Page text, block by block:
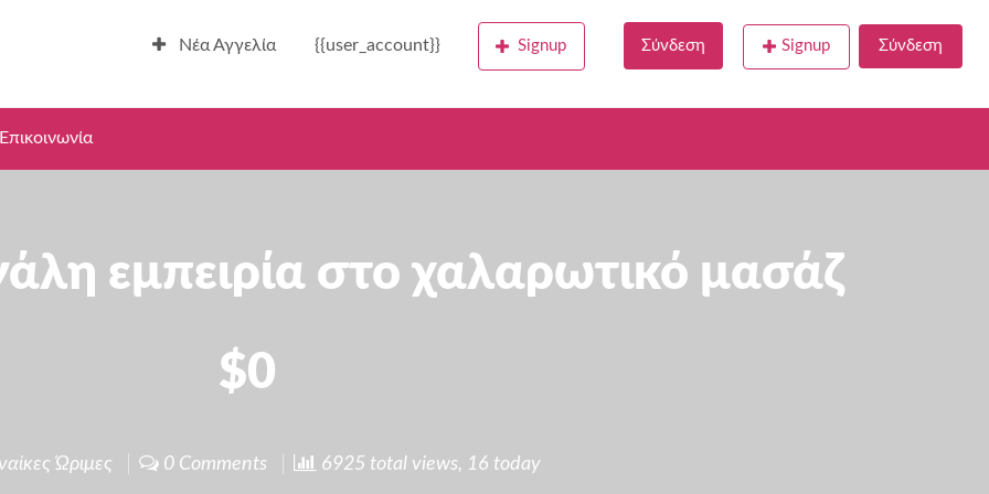
Νέα Αγγελία {{user_account}} Signup Σύνδεση Signup Σύνδεση
Επικοινωνία
εμπειρία στο χαλαρωτικό μασάζ
$0
Ώριμες 0 Comments 6925 total views, 16 today